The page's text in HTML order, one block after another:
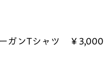
ガンTシャツ ￥3,000